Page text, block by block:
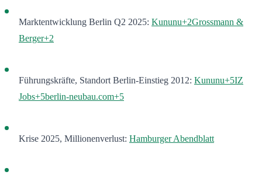
Marktentwicklung Berlin Q2 2025: Kununu+2Grossmann &
Berger+2
Führungskräfte, Standort Berlin-Einstieg 2012: Kununu+5IZ
Jobs+5berlin-neubau.com+5
Krise 2025, Millionenverlust: Hamburger Abendblatt